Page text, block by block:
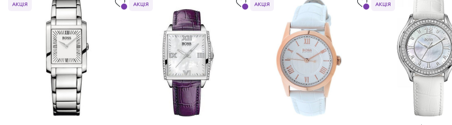
АКЦІЯ АКЦІЯ АКЦІЯ АКЦІЯ